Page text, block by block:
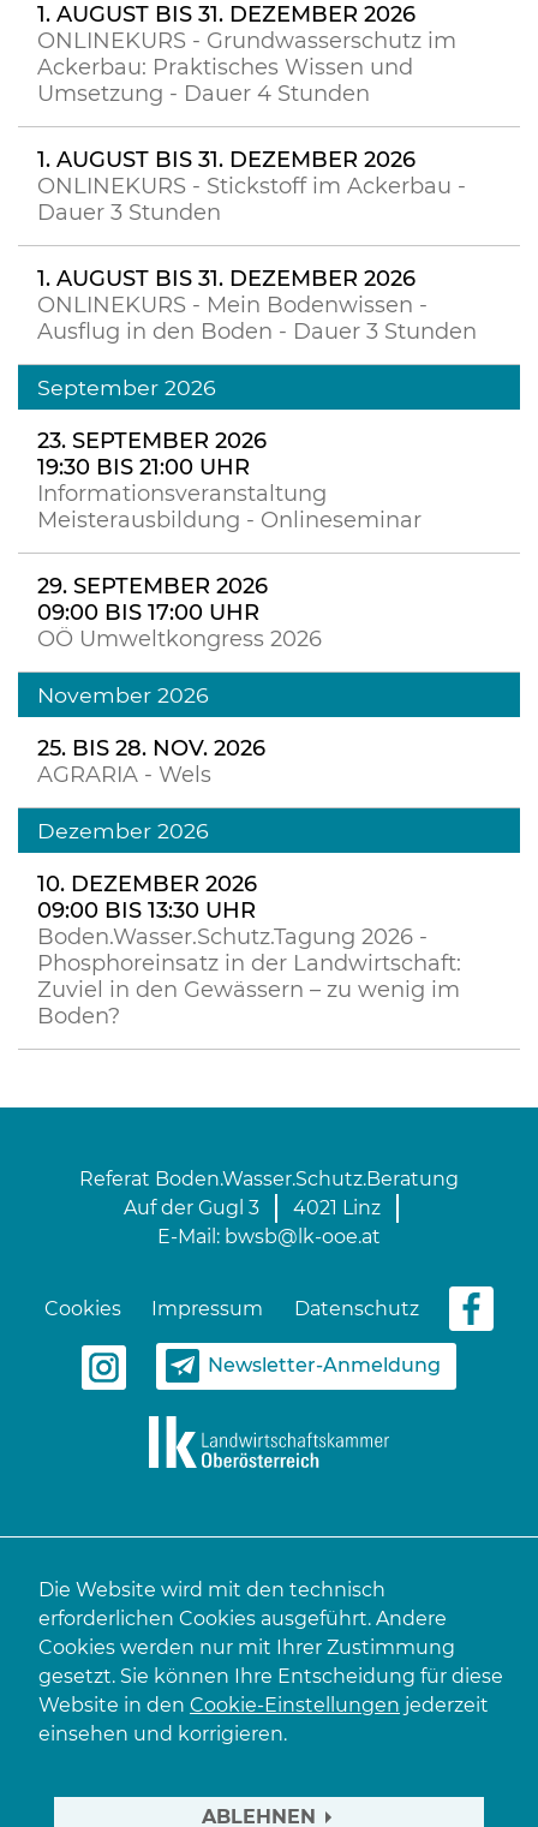
1. AUGUST BIS 31. DEZEMBER 2026
ONLINEKURS - Grundwasserschutz im
Ackerbau: Praktisches Wissen und
Umsetzung - Dauer 4 Stunden
1. AUGUST BIS 31. DEZEMBER 2026
ONLINEKURS - Stickstoff im Ackerbau -
Dauer 3 Stunden
1. AUGUST BIS 31. DEZEMBER 2026
ONLINEKURS - Mein Bodenwissen -
Ausflug in den Boden - Dauer 3 Stunden
September 2026
23. SEPTEMBER 2026
19:30 BIS 21:00 UHR
Informationsveranstaltung
Meisterausbildung - Onlineseminar
29. SEPTEMBER 2026
09:00 BIS 17:00 UHR
OÖ Umweltkongress 2026
November 2026
25. BIS 28. NOV. 2026
AGRARIA - Wels
Dezember 2026
10. DEZEMBER 2026
09:00 BIS 13:30 UHR
Boden.Wasser.Schutz.Tagung 2026 -
Phosphoreinsatz in der Landwirtschaft:
Zuviel in den Gewässern – zu wenig im
Boden?
Referat Boden.Wasser.Schutz.Beratung
Auf der Gugl 3
4021 Linz
E-Mail: bwsb@lk-ooe.at
Cookies Impressum Datenschutz
Newsletter-Anmeldung
Die Website wird mit den technisch
erforderlichen Cookies ausgeführt. Andere
Cookies werden nur mit Ihrer Zustimmung
gesetzt. Sie können Ihre Entscheidung für diese
Website in den Cookie-Einstellungen jederzeit
einsehen und korrigieren.
ABLEHNEN